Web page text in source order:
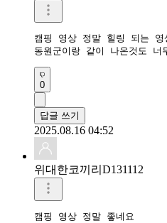
캠핑 영상 정말 힐링 되는 영
동원군이랑 같이 나온것도 너
0
답글 쓰기
2025.08.16 04:52
위대한코끼리D131112
캠핑 영상 정말 좋네요